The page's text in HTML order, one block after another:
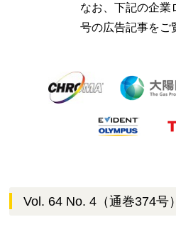
なお、下記の企業
号の広告記事をご
Vol. 64 No. 4（通巻374号